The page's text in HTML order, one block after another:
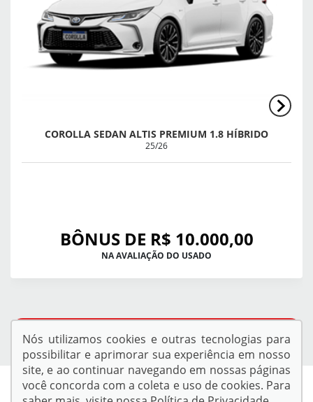
COROLLA SEDAN ALTIS PREMIUM 1.8 HÍBRIDO
25/26
BÔNUS DE R$ 10.000,00
NA AVALIAÇÃO DO USADO
QUERO VER TODAS AS OFERTAS
Nós utilizamos cookies e outras tecnologias para
possibilitar e aprimorar sua experiência em nosso
site, e ao continuar navegando em nossas páginas
você concorda com a coleta e uso de cookies. Para